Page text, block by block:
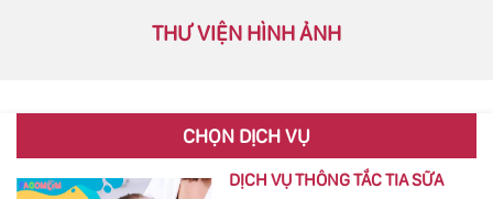
THƯ VIỆN HÌNH ẢNH
CHỌN DỊCH VỤ
DỊCH VỤ THÔNG TẮC TIA SỮA